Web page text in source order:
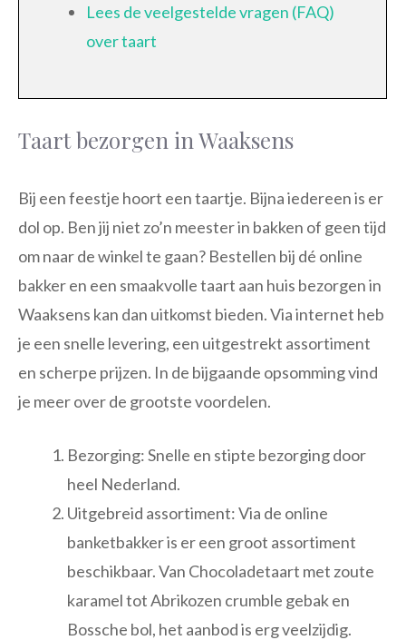
Lees de veelgestelde vragen (FAQ)
over taart
Taart bezorgen in Waaksens
Bij een feestje hoort een taartje. Bijna iedereen is er
dol op. Ben jij niet zo’n meester in bakken of geen tijd
om naar de winkel te gaan? Bestellen bij dé online
bakker en een smaakvolle taart aan huis bezorgen in
Waaksens kan dan uitkomst bieden. Via internet heb
je een snelle levering, een uitgestrekt assortiment
en scherpe prijzen. In de bijgaande opsomming vind
je meer over de grootste voordelen.
Bezorging: Snelle en stipte bezorging door
heel Nederland.
Uitgebreid assortiment: Via de online
banketbakker is er een groot assortiment
beschikbaar. Van Chocoladetaart met zoute
karamel tot Abrikozen crumble gebak en
Bossche bol, het aanbod is erg veelzijdig.